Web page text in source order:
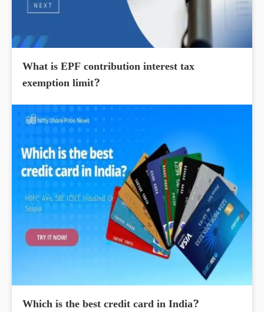
What is EPF contribution interest tax
exemption limit?
Which is the best credit card in India?